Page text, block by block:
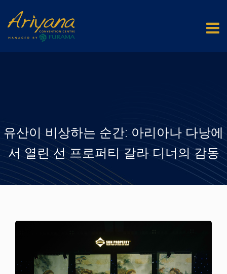
유산이 비상하는 순간: 아리아나 다낭에
서 열린 선 프로퍼티 갈라 디너의 감동